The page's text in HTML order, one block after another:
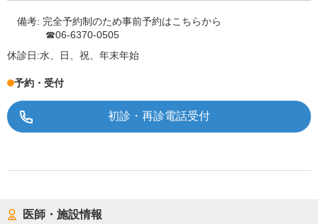
備考: 完全予約制のため事前予約はこちらから
☎06-6370-0505
休診日:水、日、祝、年末年始
予約・受付
初診・再診電話受付
医師・施設情報